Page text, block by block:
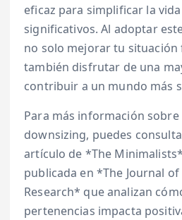
eficaz para simplificar la
significativos. Al adoptar
no solo mejorar tu situación
también disfrutar de una
contribuir a un mundo más
Para más información
downsizing, puedes
artículo de *The
publicada en *The Journal
Research* que analizan
pertenencias impacta